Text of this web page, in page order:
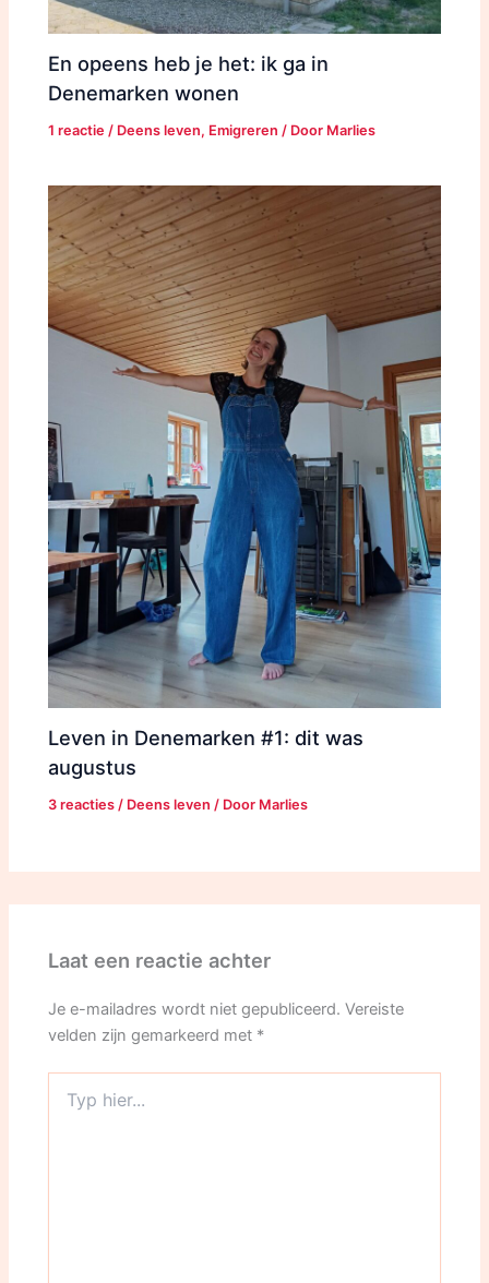
En opeens heb je het: ik ga in
Denemarken wonen
1 reactie / Deens leven, Emigreren / Door Marlies
Leven in Denemarken #1: dit was
augustus
3 reacties / Deens leven / Door Marlies
Laat een reactie achter
Je e-mailadres wordt niet gepubliceerd. Vereiste
velden zijn gemarkeerd met *
hier...